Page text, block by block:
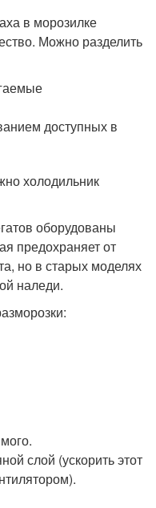
в морозилке
Можно разделить
доступных в
холодильник
оборудованы
предохраняет от
но в старых моделях
наледи.
слой (ускорить этот